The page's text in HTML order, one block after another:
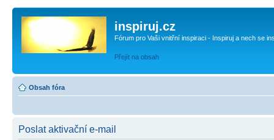
inspiruj.cz
Fórum pro Vaši vnitřní inspiraci - Inspiruj a nech se
Přejít na obsah
Obsah fóra
Poslat aktivační e-mail